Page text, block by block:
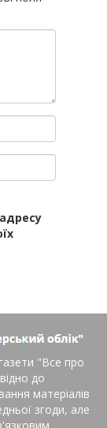
"Все про
до
матеріалів
згоди, але